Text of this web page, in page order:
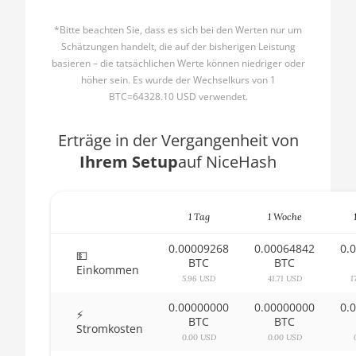
🇧🇬ㅤ BGN
🇧🇭ㅤ BHD - BD
🇧🇮ㅤ BIF - FBu
🇧🇳ㅤ BND - BN$
🇧🇴ㅤ BOB - Bs
🇧🇹ㅤ BTN - Nu.
🇧🇾ㅤ BYN
AMD CPU Ryzen 5 3500X
AMD CPU Ryzen 5 3600
AMD CPU Ryzen 5 3600X
AMD CPU Ryzen 5 5600X
AMD CPU Ryzen 5 7600X
AMD CPU Ryzen 7 1800X
AMD CPU Ryzen 7 2700X
*Bitte beachten Sie, dass es sich bei den Werten nur um
Schätzungen handelt, die auf der bisherigen Leistung
basieren – die tatsächlichen Werte können niedriger oder
höher sein. Es wurde der Wechselkurs von 1
BTC=64328.10 USD verwendet.
Erträge in der Vergangenheit von
Ihrem Setupauf NiceHash
1 Tag 1 Woche
💵
Einkommen
0.00009268
BTC
5.96 USD
0.00064842
BTC
41.71 USD
⚡
Stromkosten
0.00000000
BTC
0.00 USD
0.00000000
BTC
0.00 USD